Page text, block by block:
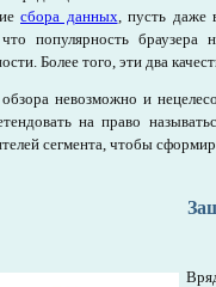
сбора данных, пусть даже
популярность
Более того, эти два
невозможно и
на право
сегмента, чтобы